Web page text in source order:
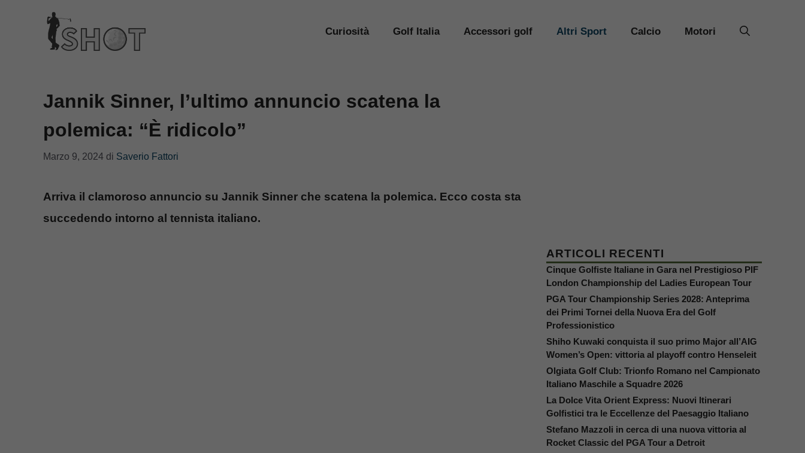
contenuto
Curiosità Golf Italia Accessori golf Altri Sport Calcio Motori
Jannik Sinner, l’ultimo annuncio scatena la
polemica: “È ridicolo”
Marzo 9, 2024 di Saverio Fattori
Arriva il clamoroso annuncio su Jannik Sinner che scatena la polemica. Ecco costa sta
succedendo intorno al tennista italiano.
ARTICOLI RECENTI
Cinque Golfiste Italiane in Gara nel Prestigioso PIF
London Championship del Ladies European Tour
PGA Tour Championship Series 2028: Anteprima
dei Primi Tornei della Nuova Era del Golf
Professionistico
Shiho Kuwaki conquista il suo primo Major all’AIG
Women’s Open: vittoria al playoff contro Henseleit
Olgiata Golf Club: Trionfo Romano nel Campionato
Italiano Maschile a Squadre 2026
La Dolce Vita Orient Express: Nuovi Itinerari
Golfistici tra le Eccellenze del Paesaggio Italiano
Stefano Mazzoli in cerca di una nuova vittoria al
Rocket Classic del PGA Tour a Detroit